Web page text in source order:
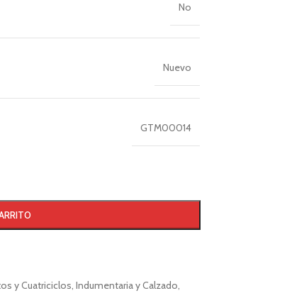
No
Nuevo
GTM00014
y Cuatriciclos, Indumentaria y Calzado,